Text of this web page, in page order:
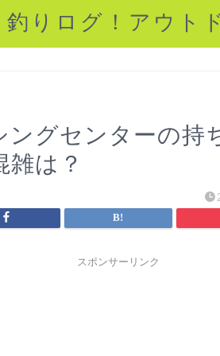
釣りログ！アウト
ングセンターの持
雑は？
スポンサーリンク